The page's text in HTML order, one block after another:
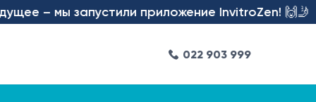
– мы запустили приложение InvitroZen! 🙌🤳
022 903 999